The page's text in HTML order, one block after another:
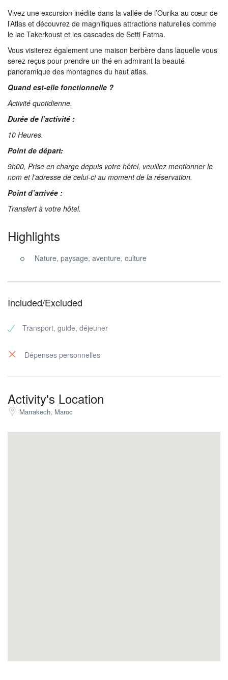
Vivez une excursion inédite dans la vallée de l’Ourika au cœur de
l’Atlas et découvrez de magnifiques attractions naturelles comme
le lac Takerkoust et les cascades de Setti Fatma.
Vous visiterez également une maison berbère dans laquelle vous
serez reçus pour prendre un thé en admirant la beauté
panoramique des montagnes du haut atlas.
Quand est-elle fonctionnelle ?
Activité quotidienne.
Durée de l’activité :
10 Heures.
Point de départ:
9h00, Prise en charge depuis votre hôtel, veuillez mentionner le
nom et l’adresse de celui-ci au moment de la réservation.
Point d’arrivée :
Transfert à votre hôtel.
Highlights
Nature, paysage, aventure, culture
Included/Excluded
Transport, guide, déjeuner
Dépenses personnelles
Activity's Location
Marrakech, Maroc